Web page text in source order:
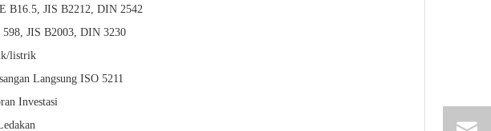
B16.5, JIS B2212, DIN 2542
JIS B2003, DIN 3230
listrik
Langsung ISO 5211
Investasi